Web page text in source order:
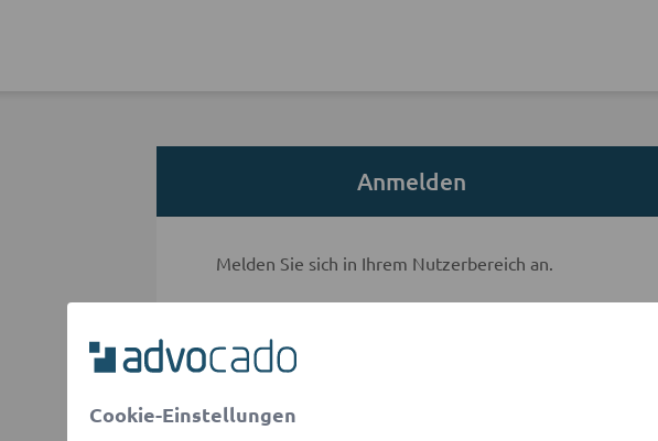
Anmelden
Melden Sie sich in Ihrem Nutzerbereich an.
E-Mail-Adresse
Passwort
Cookie-Einstellungen